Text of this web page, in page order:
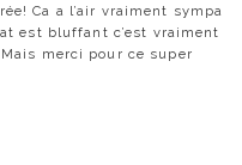
Ca a l’air vraiment sympa
est bluffant c’est vraiment
merci pour ce super